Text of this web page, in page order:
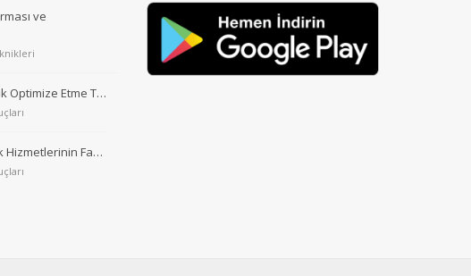
ve
Optimize Etme T…
Hizmetlerinin Fa…